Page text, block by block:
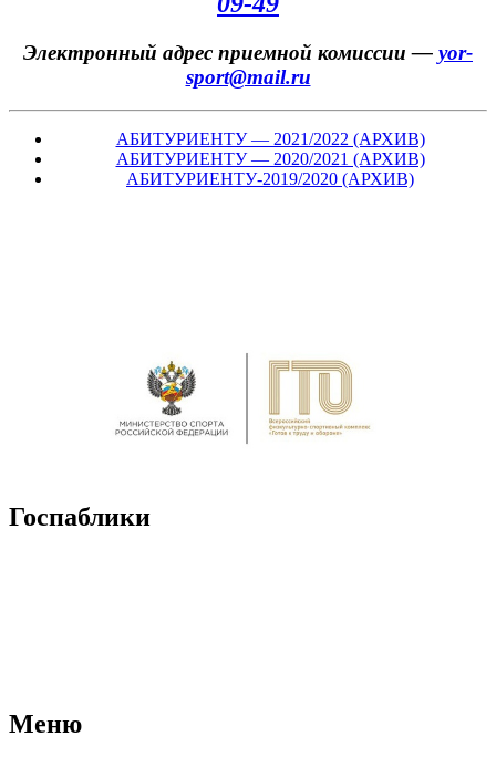
Электронный адрес приемной комиссии — yor-
sport@mail.ru
АБИТУРИЕНТУ — 2021/2022 (АРХИВ)
АБИТУРИЕНТУ — 2020/2021 (АРХИВ)
АБИТУРИЕНТУ-2019/2020 (АРХИВ)
Госпаблики
Меню